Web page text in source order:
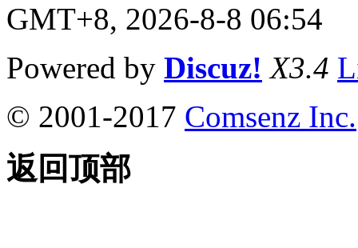
GMT+8, 2026-8-8 06:54
Powered by Discuz! X3.4
© 2001-2017 Comsenz Inc.
返回顶部